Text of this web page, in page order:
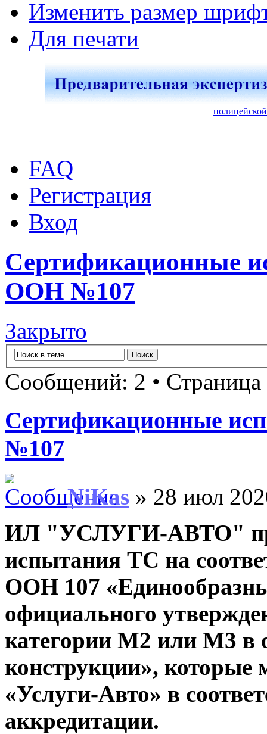
Изменить размер
Для печати
FAQ
Регистрация
Вход
Сертификационные
ООН №107
Закрыто
Сообщений: 2 • Страница
Сертификационные
№107
NiKas » 28 июл
ИЛ "УСЛУГИ-АВТО"
испытания ТС на
ООН 107
официального
категории М2 или М3 в
конструкции»,
«Услуги-Авто» в
аккредитации.